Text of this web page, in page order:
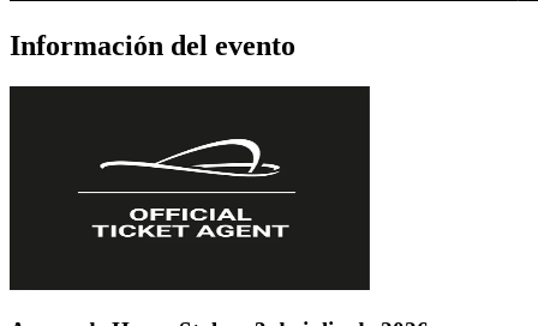
Información del evento